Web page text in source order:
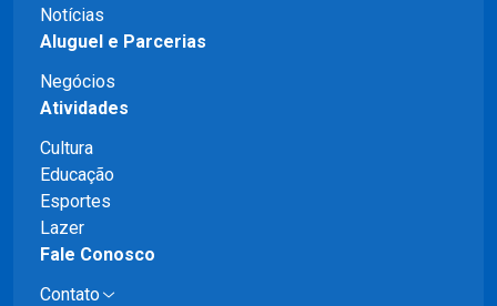
Notícias
Aluguel e Parcerias
Negócios
Atividades
Cultura
Educação
Esportes
Lazer
Fale Conosco
Contato